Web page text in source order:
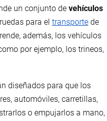
un conjunto de vehículos
para el transporte de
además, los vehículos
por ejemplo, los trineos,
diseñados para que los
automóviles, carretillas,
o empujarlos a mano,